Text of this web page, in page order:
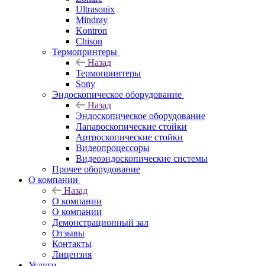
Ultrasonix
Mindray
Kontron
Chison
Термопринтеры
Назад
Термопринтеры
Sony
Эндоскопическое оборудование
Назад
Эндоскопическое оборудование
Лапароскопические стойки
Артроскопические стойки
Видеопроцессоры
Видеоэндоскопические системы
Прочее оборудование
О компании
Назад
О компании
О компании
Демонстрационный зал
Отзывы
Контакты
Лицензия